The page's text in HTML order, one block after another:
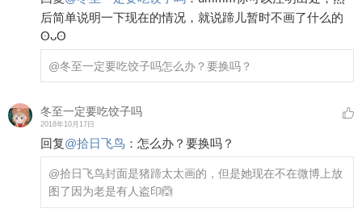
后简单说明一下现在的情况，就说蹄儿暂时不画了什么的
ʘᴗʘ
@冬至一定要吃饺子吗怎么办？要换吗？
冬至一定要吃饺子吗
2018年10月17日
回复@拾日飞鸟 ： 怎么办？要换吗？
@拾日飞鸟封面是猪蹄太太画的，但是她现在不在微博上放
图了因为老是有人盗印🙆